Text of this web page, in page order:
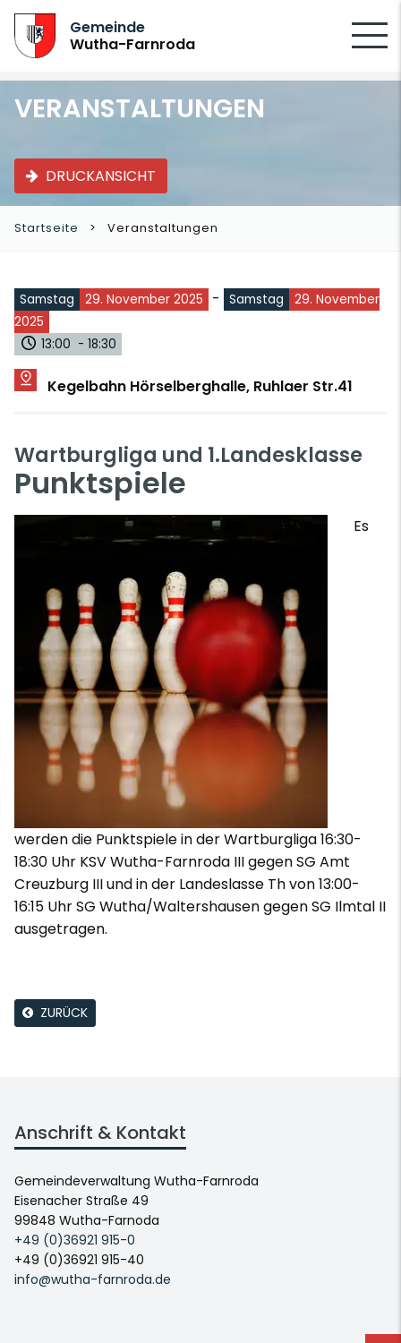
Gemeinde
Wutha-Farnroda
VERANSTALTUNGEN
DRUCKANSICHT
Startseite Veranstaltungen
Samstag 29. November 2025 - Samstag
29. November
2025
13:00 - 18:30
Kegelbahn Hörselberghalle, Ruhlaer Str.41
Wartburgliga und 1.Landesklasse
Punktspiele
Es
werden die Punktspiele in der Wartburgliga 16:30-
18:30 Uhr KSV Wutha-Farnroda III gegen SG Amt
Creuzburg III und in der Landeslasse Th von 13:00-
16:15 Uhr SG Wutha/Waltershausen gegen SG Ilmtal II
ausgetragen.
ZURÜCK
Anschrift & Kontakt
Gemeindeverwaltung Wutha-Farnroda
Eisenacher Straße 49
99848 Wutha-Farnoda
+49 (0)36921 915-0
+49 (0)36921 915-40
info@wutha-farnroda.de